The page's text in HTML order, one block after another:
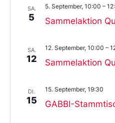
SA.
5 Sammelaktion
5. September, 10:00 –
SA.
12 Sammelaktion
12. September, 10:00 –
DI.
15 GABBI-
15. September, 19:30